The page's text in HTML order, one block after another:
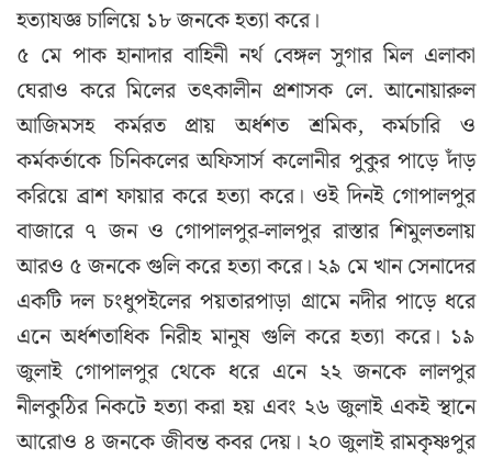
হত্যাযজ্ঞ চালিয়ে ১৮ জনকে হত্যা করে।
৫ মে পাক হানাদার বাহিনী নর্থ বেঙ্গল সুগার মিল এলাকা
ঘেরাও করে মিলের তৎকালীন প্রশাসক লে. আনোয়ারুল
আজিমসহ কর্মরত প্রায় অর্ধশত শ্রমিক, কর্মচারি ও
কর্মকর্তাকে চিনিকলের অফিসার্স কলোনীর পুকুর পাড়ে দাঁড়
করিয়ে ব্রাশ ফায়ার করে হত্যা করে। ওই দিনই গোপালপুর
বাজারে ৭ জন ও গোপালপুর-লালপুর রাস্তার শিমুলতলায়
আরও ৫ জনকে গুলি করে হত্যা করে। ২৯ মে খান সেনাদের
একটি দল চংধুপইলের পয়তারপাড়া গ্রামে নদীর পাড়ে ধরে
এনে অর্ধশতাধিক নিরীহ মানুষ গুলি করে হত্যা করে। ১৯
জুলাই গোপালপুর থেকে ধরে এনে ২২ জনকে লালপুর
নীলকুঠির নিকটে হত্যা করা হয় এবং ২৬ জুলাই একই স্থানে
আরোও ৪ জনকে জীবন্ত কবর দেয়। ২০ জুলাই রামকৃষ্ণপুর